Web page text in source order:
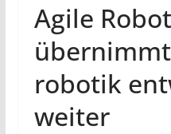
Agile
robotik
weiter